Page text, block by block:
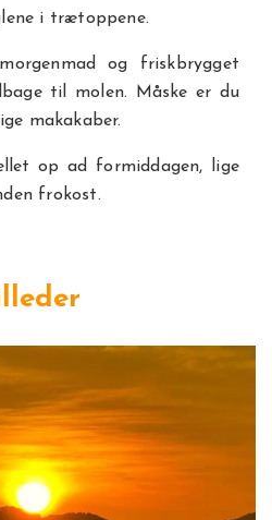
i trætoppene.
og friskbrygget
til molen. Måske er du
makakaber.
op ad formiddagen, lige
frokost.